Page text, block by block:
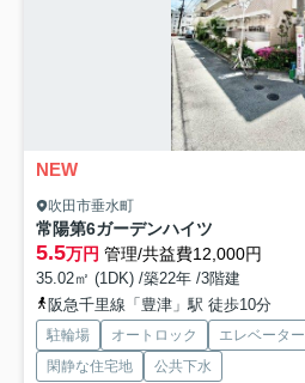
NEW
吹田市垂水町
常陽第6ガーデンハイツ
5.5万円 管理/共益費12,000円
35.02㎡ (1DK) /築22年 /3階建
阪急千里線「豊津」駅 徒歩10分
駐輪場 オートロック エレベーター
閑静な住宅地
公共下水